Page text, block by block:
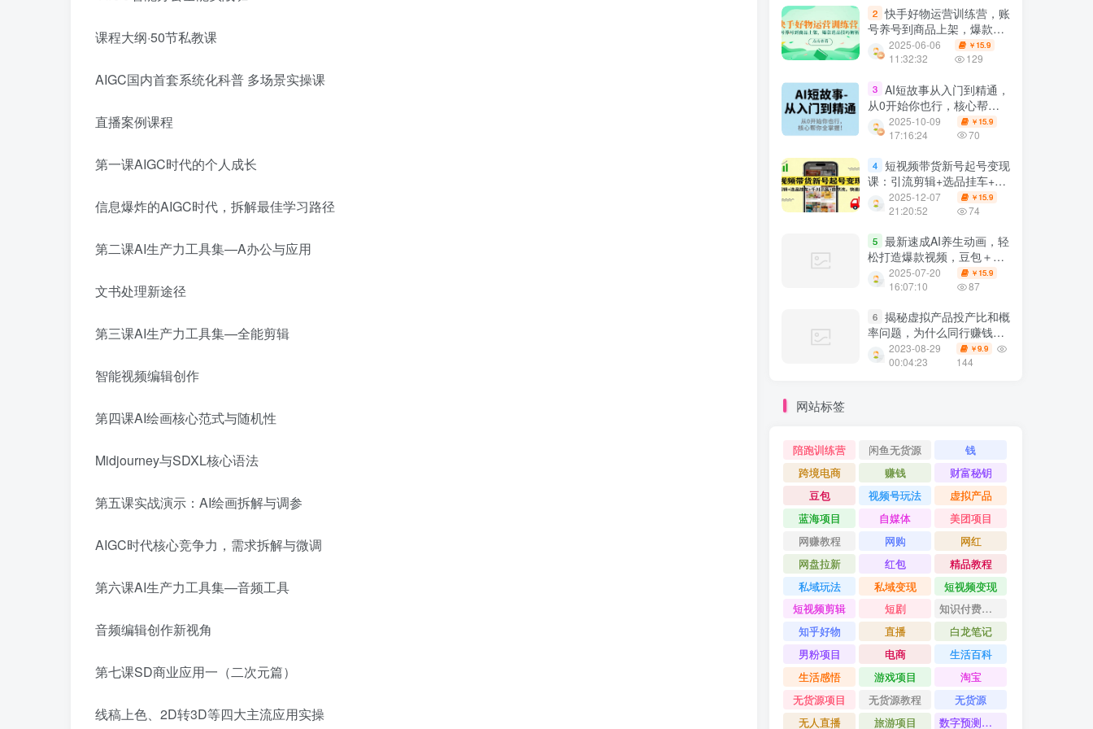
课程大纲·50节私教课
AIGC国内首套系统化科普 多场景实操课
直播案例课程
第一课AIGC时代的个人成长
信息爆炸的AIGC时代，拆解最佳学习路径
第二课AI生产力工具集—A办公与应用
文书处理新途径
第三课AI生产力工具集—全能剪辑
智能视频编辑创作
第四课AI绘画核心范式与随机性
Midjourney与SDXL核心语法
第五课实战演示：AI绘画拆解与调参
AIGC时代核心竞争力，需求拆解与微调
第六课AI生产力工具集—音频工具
音频编辑创作新视角
第七课SD商业应用一（二次元篇）
线稿上色、2D转3D等四大主流应用实操
2 快手好物运营训练营，账
号养号到商品上架，爆款选
品技巧解析
2025-06-06
11:32:32
￥ 15.9
129
3 AI短故事从入门到精通，
从0开始你也行，核心帮你
全掌握2025-10-09
17:16:24
￥ 15.9
70
4
短视频带货新号起号变现
课：引流剪辑+选品挂车+千
川测品+自然流
2025-12-07
21:20:52
￥ 15.9
74
5 最新速成AI养生动画，轻
松打造爆款视频，豆包＋
AI，日入四位数【揭秘】
2025-07-20
16:07:10
￥ 15.9
87
6 揭秘虚拟产品投产比和概
率问题，为什么同行赚钱你
却被下架？
2023-08-29
00:04:23
￥9.9
144
网站标签
陪跑训练营 闲鱼无货源
钱
跨境电商
赚钱
财富秘钥
豆包
视频号玩法
虚拟产品
蓝海项目
自媒体
美团项目
网赚教程
网购
网红
网盘拉新
红包
精品教程
私域玩法
私域变现
短视频变现
短视频剪辑
短剧
知识付费项目
知乎好物
直播
白龙笔记
男粉项目
电商
生活百科
生活感悟
游戏项目
淘宝
无货源项目
无货源教程
无货源
无人直播
旅游项目 数字预测大师